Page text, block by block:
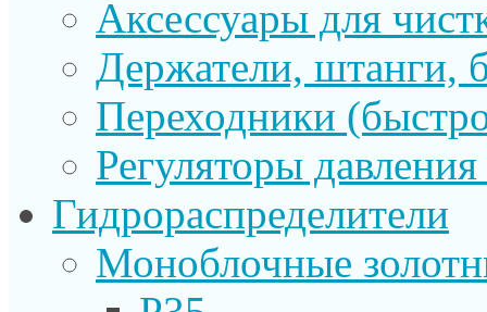
Аксессуары для
Держатели, штанги,
Переходники
Регуляторы
Гидрораспределители
Моноблочные